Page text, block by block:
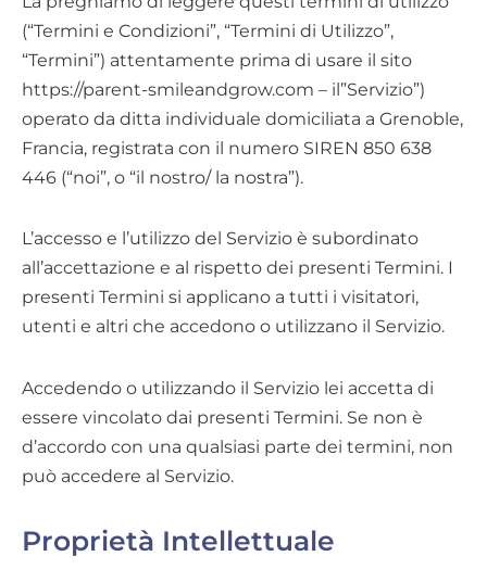
(“Termini e Condizioni”, “Termini di Utilizzo”,
“Termini”) attentamente prima di usare il sito
https://parent-smileandgrow.com – il”Servizio”)
operato da ditta individuale domiciliata a Grenoble,
Francia, registrata con il numero SIREN 850 638
446 (“noi”, o “il nostro/ la nostra”).
L’accesso e l’utilizzo del Servizio è subordinato
all’accettazione e al rispetto dei presenti Termini. I
presenti Termini si applicano a tutti i visitatori,
utenti e altri che accedono o utilizzano il Servizio.
Accedendo o utilizzando il Servizio lei accetta di
essere vincolato dai presenti Termini. Se non è
d’accordo con una qualsiasi parte dei termini, non
può accedere al Servizio.
Proprietà Intellettuale